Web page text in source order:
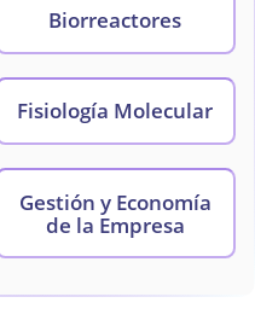
Biorreactores
Fisiología Molecular
Gestión y Economía
de la Empresa